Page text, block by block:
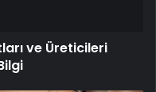
ve Üreticileri